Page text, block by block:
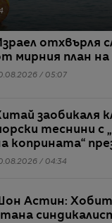
отхвърля
мирния план на
/ 05:07
заобикаля
теснини с
коприната“
/ 04:34
Астин: